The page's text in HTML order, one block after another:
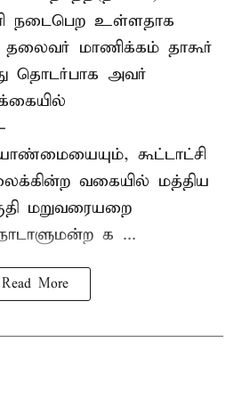
நடைபெற உள்ளதாக
தலைவர் மாணிக்கம் தாகூர்
தொடர்பாக அவர்
கூட்டாட்சி
வகையில் மத்திய
மறுவரையறை
க ...
Read More